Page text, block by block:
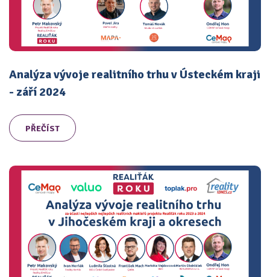
Analýza vývoje realitního trhu v Ústeckém kraji
- září 2024
PŘEČÍST